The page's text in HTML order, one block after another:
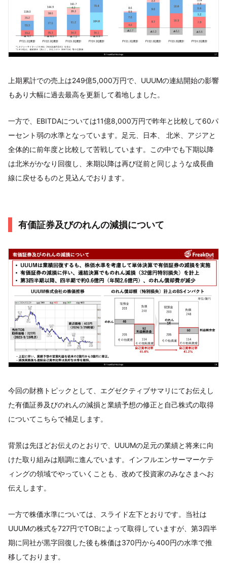
上期累計での売上は249億5,000万円で、UUUMの連結開始の影響
もあり大幅に過去最高を更新して着地しました。
一方で、EBITDAについては11億8,000万円で昨年と比較して60パ
ーセント弱の水準となっています。足元、日本、 北米、アジアと
全体的に前年度と比較して苦戦しています。この中でも下期以降
は北米がかなり回復し、来期以降は再び従前と同じような成長曲
線に戻せるものと見込んでおります。
有価証券及びのれんの減損について
今回の財務トピックとして、エグゼクティブサマリにてお伝えし
た有価証券及びのれんの減損と業績予想の修正と自己株式の取得
についてこちらで補足します。
背景は先ほどお伝えのとおりで、UUUMの足元の業績と将来に向
けた取り組みは順調に進んでいます。インフルエンサーマーケテ
ィングの領域でやっていくことも、改めて投資家のみなさまへお
伝えします。
一方で株価水準については、スライド左下とおりです。当社は
UUUMの株式を727円でTOBによって取得していますが、第3四半
期に同社が黒字回復した後も株価は370円から400円の水準で推
移しております。